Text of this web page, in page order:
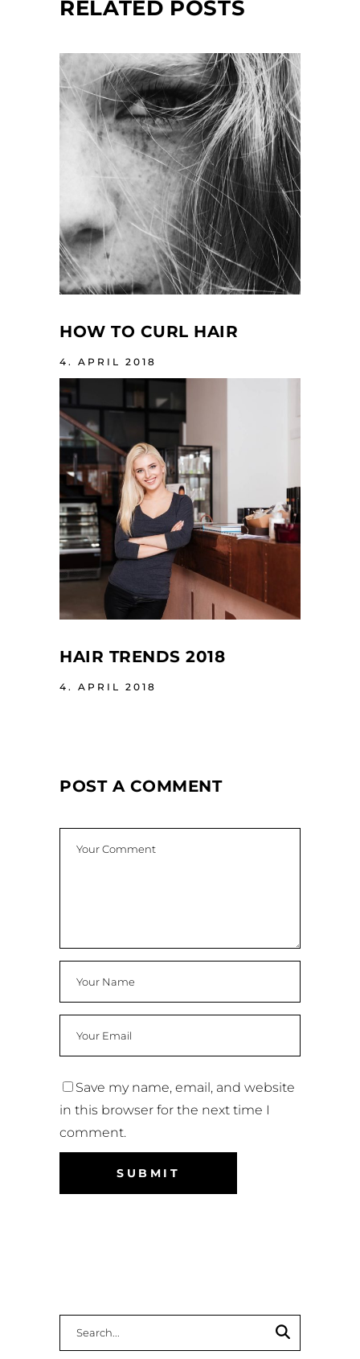
RELATED POSTS
HOW TO CURL HAIR
4. APRIL 2018
HAIR TRENDS 2018
4. APRIL 2018
POST A COMMENT
Save my name, email, and website
in this browser for the next time I
comment.